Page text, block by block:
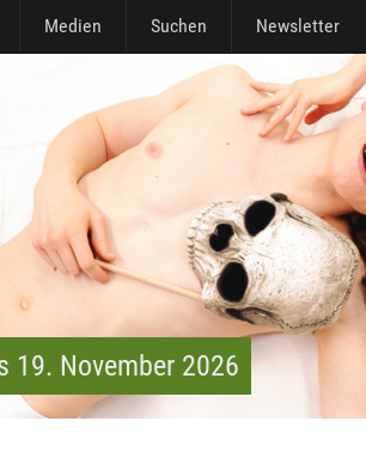
Medien Suchen Newsletter
19. November 2026